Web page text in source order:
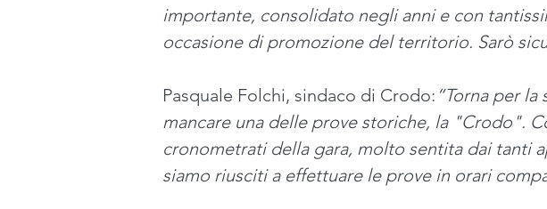
importante, consolidato negli anni e con
occasione di promozione del territorio. Sarò
Pasquale Folchi, sindaco di Crodo: “Torna per
mancare una delle prove storiche, la "Crodo".
cronometrati della gara, molto sentita dai tanti
siamo riusciti a effettuare le prove in orari